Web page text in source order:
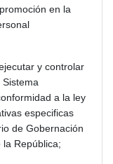
en la
y controlar
a la ley
especificas
de Gobernación
República;